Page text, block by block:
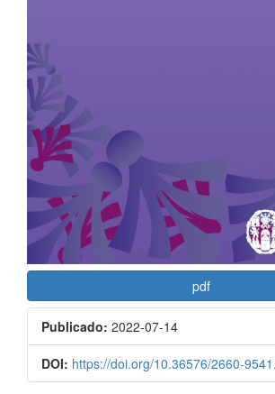
pdf
Publicado: 2022-07-14
DOI: https://doi.org/10.36576/2660-